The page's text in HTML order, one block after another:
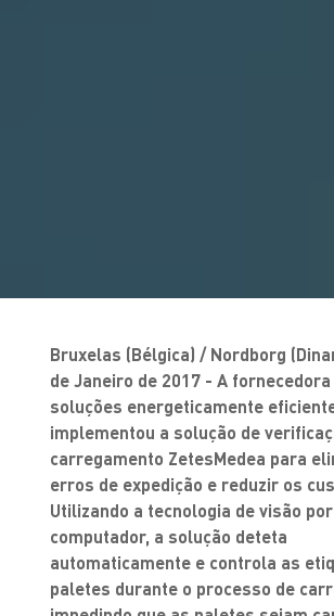
Bruxelas (Bélgica) / Nordborg
de Janeiro de 2017 - A fornecedora
soluções energeticamente
implementou a solução de
carregamento ZetesMedea para
erros de expedição e reduzir os
Utilizando a tecnologia de visão por
computador, a solução deteta
automaticamente e controla as
paletes durante o processo de